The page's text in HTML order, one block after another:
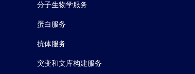
分子生物学服务
蛋白服务
抗体服务
突变和文库构建服务